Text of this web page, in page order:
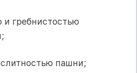
гребнистостью
пашни;